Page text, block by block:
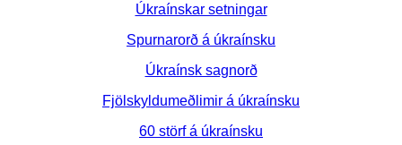
Úkraínskar setningar
Spurnarorð á úkraínsku
Úkraínsk sagnorð
Fjölskyldumeðlimir á úkraínsku
60 störf á úkraínsku